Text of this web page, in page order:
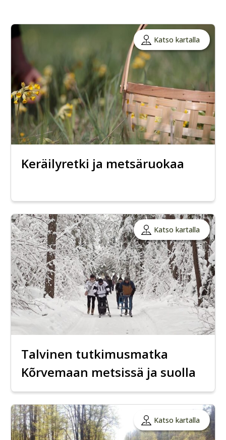
Katso kartalla
Keräilyretki ja metsäruokaa
Katso kartalla
Talvinen tutkimusmatka
Kõrvemaan metsissä ja suolla
Katso kartalla